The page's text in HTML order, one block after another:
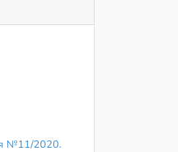
№11/2020.